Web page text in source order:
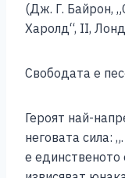
(Дж. Г. Байрон,
Харолд“, II,
Свободата е
Героят най-
неговата сила:
е единственото